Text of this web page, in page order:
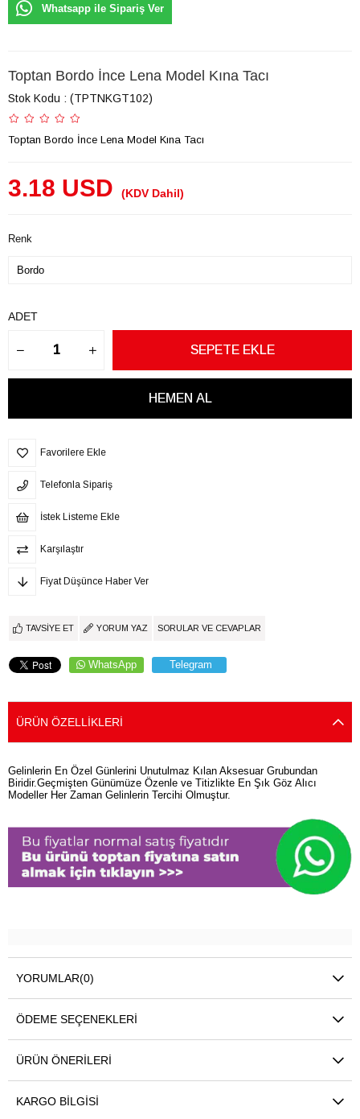
Whatsapp ile Sipariş Ver
Toptan Bordo İnce Lena Model Kına Tacı
Stok Kodu (TPTNKGT102)
Toptan Bordo İnce Lena Model Kına Tacı
3.18 USD (KDV Dahil)
Renk
ADET
Favorilere Ekle
Telefonla Sipariş
İstek Listeme Ekle
Karşılaştır
Fiyat Düşünce Haber Ver
TAVSIYE ET YORUM YAZ SORULAR VE CEVAPLAR
WhatsApp Telegram
ÜRÜN ÖZELLIKLERI
Gelinlerin En Özel Günlerini Unutulmaz Kılan Aksesuar Grubundan
Biridir.Geçmişten Günümüze Özenle ve Titizlikte En Şık Göz Alıcı
Modeller Her Zaman Gelinlerin Tercihi Olmuştur.
YORUMLAR(0)
ÖDEME SEÇENEKLERI
ÜRÜN ÖNERILERI
KARGO BILGISI